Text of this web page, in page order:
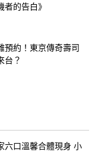
的告白》
預約！東京傳奇壽司
台？
六口溫馨合體現身 小